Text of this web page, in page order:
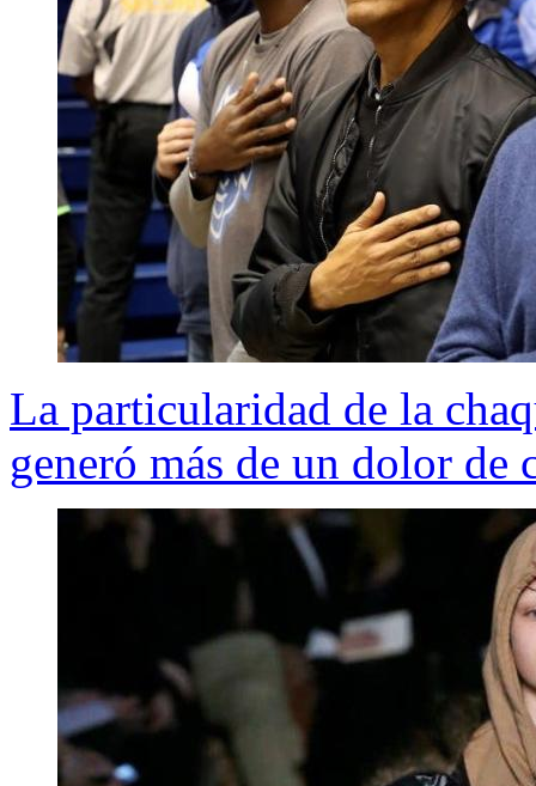
La particularidad de la
generó más de un dolor de